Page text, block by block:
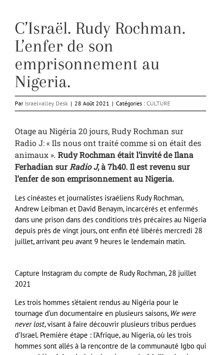
C’Israël. Rudy Rochman.
L’enfer de son
emprisonnement au
Nigeria.
Par Israelvalley Desk | 28 Août 2021 | Catégories : CULTURE
Otage au Nigéria 20 jours, Rudy Rochman sur
Radio J: « Ils nous ont traité comme si on était des
animaux ». Rudy Rochman était l’invité de Ilana
Ferhadian sur Radio J, à 7h40. Il est revenu sur
l’enfer de son emprisonnement au Nigeria.
Les cinéastes et journalistes israéliens Rudy Rochman,
Andrew Leibman et David Benaym, incarcérés et enfermés
dans une prison dans des conditions très précaires au Nigeria
depuis près de vingt jours, ont enfin été libérés mercredi 28
juillet, arrivant peu avant 9 heures le lendemain matin.
Capture Instagram du compte de Rudy Rochman, 28 juillet
2021
Les trois hommes s’étaient rendus au Nigéria pour le
tournage d’un documentaire en plusieurs saisons, We were
never lost, visant à faire découvrir plusieurs tribus perdues
d’Israel. Première étape : l’Afrique, au Nigeria, où les trois
hommes sont allés à la rencontre de la communauté Igbo qui